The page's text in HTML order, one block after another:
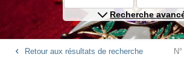
Recherche
Retour aux résultats de recherche